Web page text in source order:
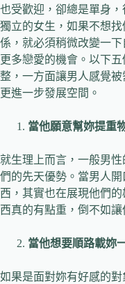
也受歡迎，卻總是單身
獨立的女生，如果不想
係，就必須稍微改變一
更多戀愛的機會。以下
整，一方面讓男人感覺
更進一步發展空間。
當他願意幫妳提重
就生理上而言，一般男
們的先天優勢。當男人
西，其實也在展現他們
西真的有點重，倒不如讓
當他想要順路載妳
如果是面對妳有好感的